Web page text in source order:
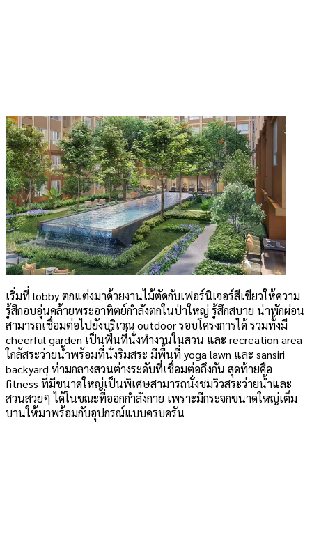
เริ่มที่ lobby ตกแต่งมาด้วยงานไม้ตัดกับเฟอร์นิเจอร์สีเขียวให้ความ
รู้สึกอบอุ่นคล้ายพระอาทิตย์กำลังตกในป่าใหญ่ รู้สึกสบาย น่าพักผ่อน
สามารถเชื่อมต่อไปยังบริเวณ outdoor รอบโครงการได้ รวมทั้งมี
cheerful garden เป็นพื้นที่นั่งทำงานในสวน และ recreation area
ใกล้สระว่ายน้ำพร้อมที่นั่งริมสระ มีพื้นที่ yoga lawn และ sansiri
backyard ท่ามกลางสวนต่างระดับที่เชื่อมต่อถึงกัน สุดท้ายคือ
fitness ที่มีขนาดใหญ่เป็นพิเศษสามารถนั่งชมวิวสระว่ายน้ำและ
สวนสวยๆ ได้ในขณะที่ออกกำลังกาย เพราะมีกระจกขนาดใหญ่เต็ม
บานให้มาพร้อมกับอุปกรณ์แบบครบครัน